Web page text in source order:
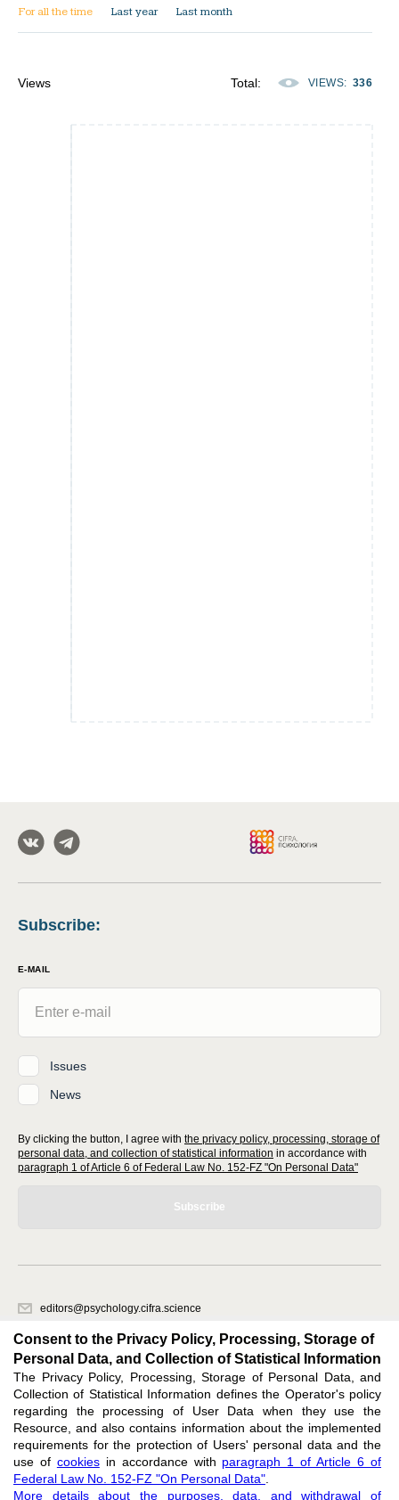
For all the time Last year Last month
Views Total: VIEWS: 336
Subscribe:
E-MAIL
Issues
News
By clicking the button, I agree with the privacy policy, processing, storage of
personal data, and collection of statistical information in accordance with
paragraph 1 of Article 6 of Federal Law No. 152-FZ "On Personal Data"
Subscribe
editors@psychology.cifra.science
620066, Sverdlovsk region, Yekaterinburg, st. Akademicheskaya, 11A,
office 1.
Feedback
Support editors@psychology.cifra.science
Consent to the Privacy Policy, Processing, Storage of
Personal Data, and Collection of Statistical Information
The Privacy Policy, Processing, Storage of Personal Data, and
Collection of Statistical Information defines the Operator's policy
regarding the processing of User Data when they use the
Resource, and also contains information about the implemented
requirements for the protection of Users' personal data and the
use of cookiesin accordance with paragraph 1 of Article 6 of
Federal Law No. 152-FZ "On Personal Data"
More details about the purposes, data, and withdrawal of